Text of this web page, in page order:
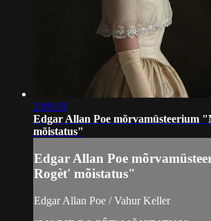
2:09:19
Edgar Allan Poe mõrvamüsteerium
mõistatus"
Edgar Allan Poe
Rogèt' mõistatus"
Edgar Allan Poe / Vahur Keller